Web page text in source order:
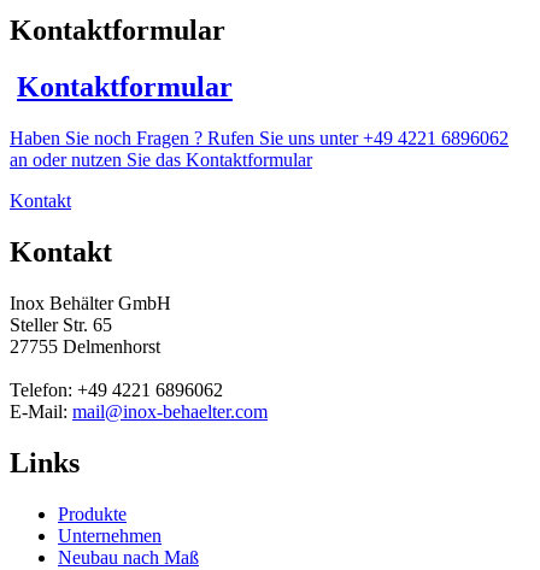
Kontaktformular
Kontaktformular
Haben Sie noch Fragen ? Rufen Sie uns unter +49 4221 6896062
an oder nutzen Sie das Kontaktformular
Kontakt
Kontakt
Inox Behälter GmbH
Steller Str. 65
27755 Delmenhorst
Telefon: +49 4221 6896062
E-Mail: mail@inox-behaelter.com
Links
Produkte
Unternehmen
Neubau nach Maß